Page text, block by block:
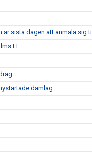
sista dagen att anmäla sig til
FF
damlag.